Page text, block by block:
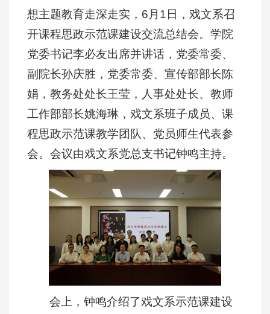
想主题教育走深走实，6月1日，戏文系召
开课程思政示范课建设交流总结会。学院
党委书记李必友出席并讲话，党委常委、
副院长孙庆胜，党委常委、宣传部部长陈
娟，教务处处长王莹，人事处处长、教师
工作部部长姚海琳，戏文系班子成员、课
程思政示范课教学团队、党员师生代表参
会。会议由戏文系党总支书记钟鸣主持。
会上，钟鸣介绍了戏文系示范课建设